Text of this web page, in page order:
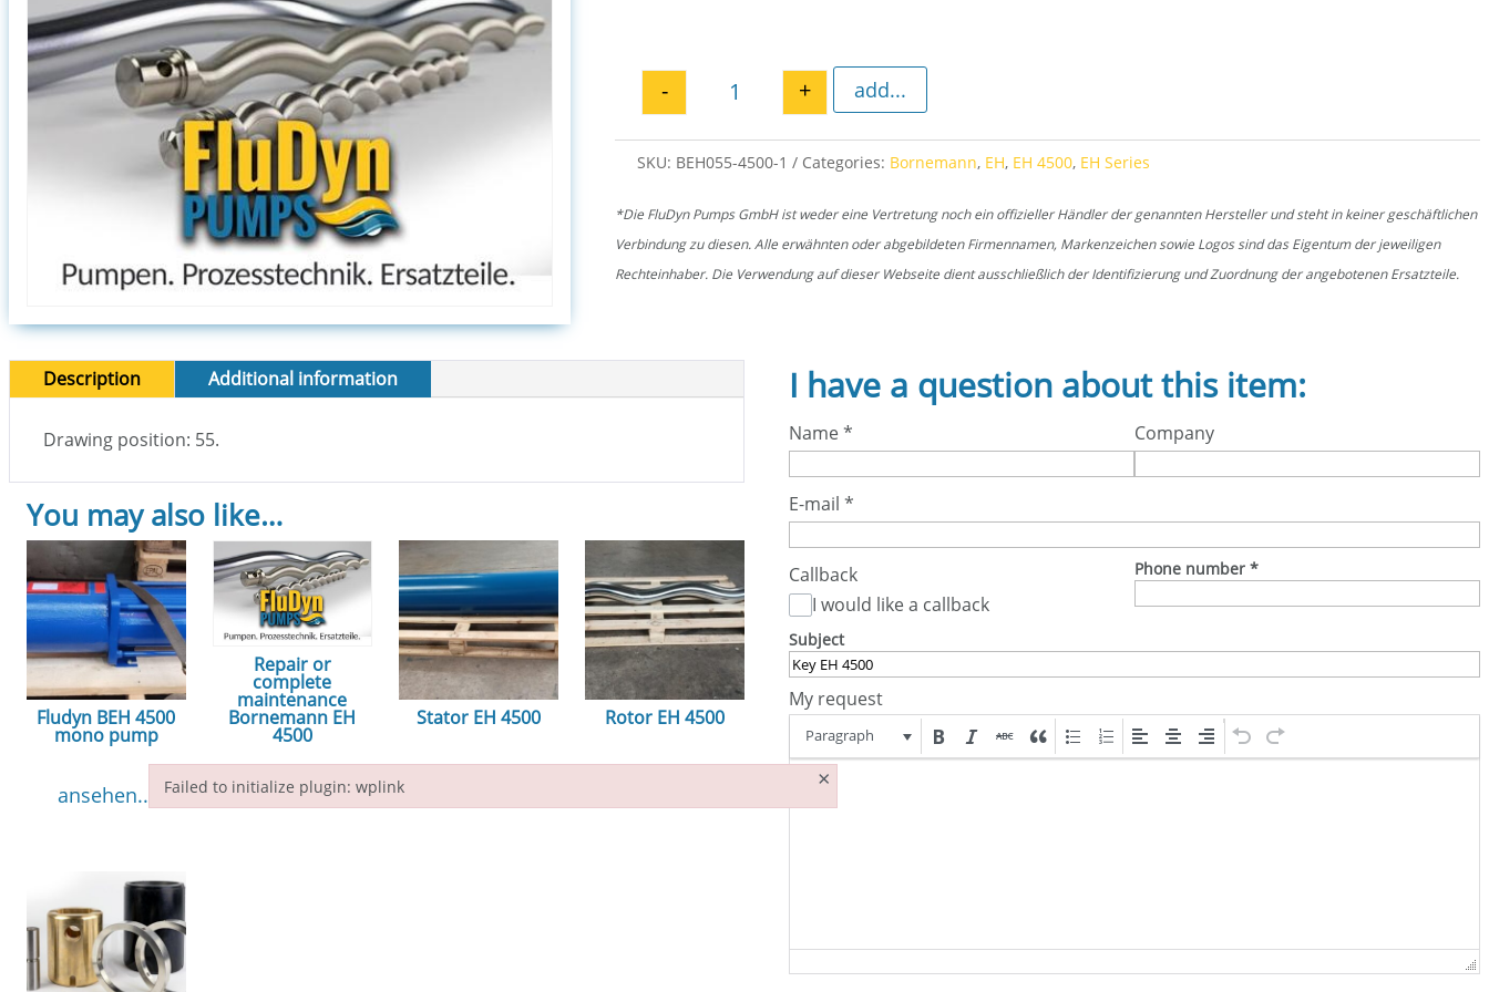
Key EH 4500 quantity
- + add...
SKU: BEH055-4500-1 Categories: Bornemann, EH, EH 4500, EH Series
*Die FluDyn Pumps GmbH ist weder eine Vertretung noch ein offizieller Händler der genannten Hersteller und steht in keiner geschäftlichen
Verbindung zu diesen. Alle erwähnten oder abgebildeten Firmennamen, Markenzeichen sowie Logos sind das Eigentum der jeweiligen
Rechteinhaber. Die Verwendung auf dieser Webseite dient ausschließlich der Identifizierung und Zuordnung der angebotenen Ersatzteile.
Description Additional information
Drawing position: 55.
You may also like…
Fludyn BEH 4500
mono pump
ansehen...
Repair or
complete
maintenance
Bornemann EH
4500
ansehen...
Stator EH 4500 Rotor EH 4500
I have a question about this item:
Name* Company
E-mail *
Callback
I would like a callback
Phone number *
Subject
My request
Paragraph
Failed to initialize plugin: wplink ×
Failed to initialize plugin: wplink